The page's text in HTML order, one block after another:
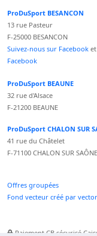
ProDuSport BESANCON
13 rue Pasteur
F-25000 BESANCON
Suivez-nous sur Facebook et
Facebook
ProDuSport BEAUNE
32 rue d'Alsace
F-21200 BEAUNE
ProDuSport CHALON SUR
41 rue du Châtelet
F-71100 CHALON SUR SAÔNE
Offres groupées
Fond vecteur créé par